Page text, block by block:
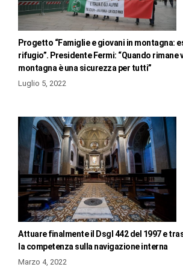
Progetto “Famiglie e giovani in montagna:
rifugio”. Presidente Fermi: “Quando rimane
montagna è una sicurezza per tutti”
Luglio 5, 2022
Attuare finalmente il Dsgl 442 del 1997 e
la competenza sulla navigazione interna
Marzo 4, 2022